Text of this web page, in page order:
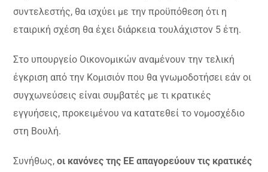
συντελεστής, θα ισχύει με την προϋπόθεση ότι η
εταιρική σχέση θα έχει διάρκεια τουλάχιστον 5 έτη.
Στο υπουργείο Οικονομικών αναμένουν την τελική
έγκριση από την Κομισιόν που θα γνωμοδοτήσει εάν οι
συγχωνεύσεις είναι συμβατές με τι κρατικές
εγγυήσεις, προκειμένου να κατατεθεί το νομοσχέδιο
στη Βουλή.
Συνήθως,οι κανόνες της ΕΕ απαγορεύουν τις κρατικές